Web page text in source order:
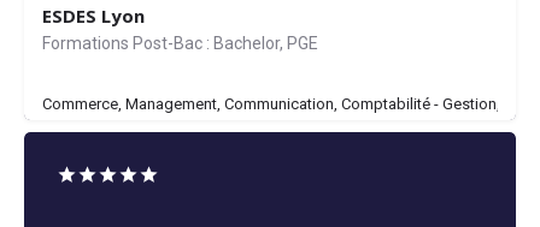
ESDES Lyon
Formations Post-Bac : Bachelor, PGE
Commerce, Management, Communication, Comptabilité - Gestion,